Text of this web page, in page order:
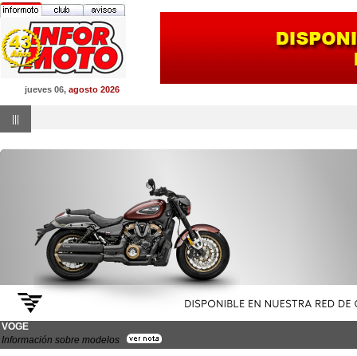
jueves 06, agosto 2026
VOGE
Información sobre modelos